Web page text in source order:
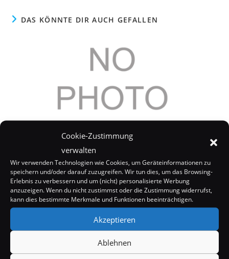
Cookie-Zustimmung
verwalten
Wir verwenden Technologien wie Cookies, um Geräteinformationen zu
speichern und/oder darauf zuzugreifen. Wir tun dies, um das Browsing-
Erlebnis zu verbessern und um (nicht) personalisierte Werbung
anzuzeigen. Wenn du nicht zustimmst oder die Zustimmung widerrufst,
kann dies bestimmte Merkmale und Funktionen beeinträchtigen.
Akzeptieren
Ablehnen
DAS KÖNNTE DIR AUCH GEFALLEN
Sarah Harding: Brüste schrumpfen immer zuerst
10. Dezember 2007